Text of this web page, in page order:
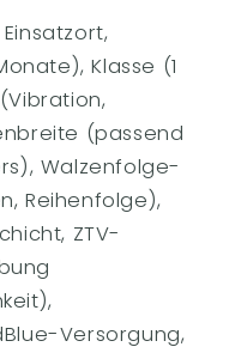
Klasse (1
(passend
Walzenfolge-
Reihenfolge),
ZTV-
Versorgung,